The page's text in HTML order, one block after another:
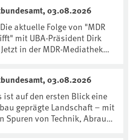
03.08.2026
aktuelle Folge von "MDR
mit UBA-Präsident Dirk
in der MDR-Mediathek
audio-100.html
03.08.2026
ist auf den ersten Blick eine
geprägte Landschaft – mit
Spuren von Technik, Abraum